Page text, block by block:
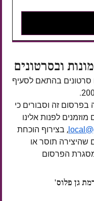
ובסרטונים
סרטונים בהתאם לסעיף
בפרסום זה וסבורים כי
לפנות אלינו
, בצירוף הוכחת
שהיצירה תוסר או
הפרסום
גן פלוס'